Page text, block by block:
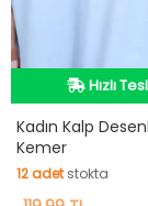
Hızlı
Hızlı
Kadın Kalp
Kemer
12adetstokta